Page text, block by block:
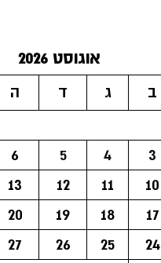
אוגוסט 2026
ב ג ד ה
3
4
5
6
10
11
12
13
17
18
19
20
24
25
26
27